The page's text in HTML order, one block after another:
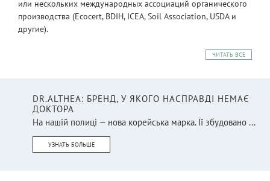
или нескольких международных ассоциаций органического
производства (Ecocert, BDIH, ICEA, Soil Association, USDA и
другие).
ЧИТАТЬ ВСЕ
DR.ALTHEA: БРЕНД, У ЯКОГО НАСПРАВДІ НЕМАЄ
ДОКТОРА
На нашій полиці — нова корейська марка. Її збудовано ...
УЗНАТЬ БОЛЬШЕ